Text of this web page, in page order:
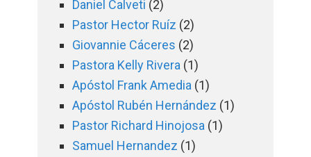
Daniel Calveti (2)
Pastor Hector Ruíz (2)
Giovannie Cáceres (2)
Pastora Kelly Rivera (1)
Apóstol Frank Amedia (1)
Apóstol Rubén Hernández (1)
Pastor Richard Hinojosa (1)
Samuel Hernandez (1)